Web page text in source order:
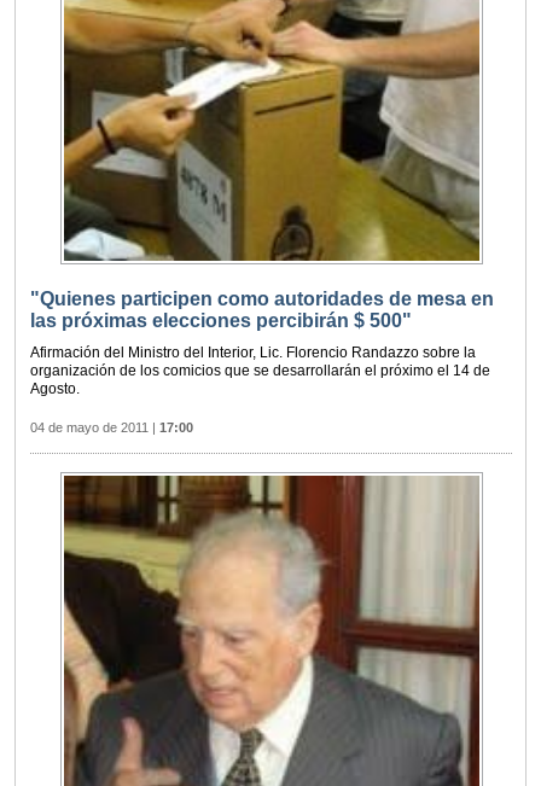
"Quienes participen como autoridades de mesa en
las próximas elecciones percibirán $ 500"
Afirmación del Ministro del Interior, Lic. Florencio Randazzo sobre la
organización de los comicios que se desarrollarán el próximo el 14 de
Agosto.
04 de mayo de 2011 | 17:00